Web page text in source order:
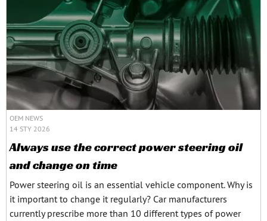
OEM NEWS
14 STY 2026
Always use the correct power steering oil
and change on time
Power steering oil is an essential vehicle component. Why is
it important to change it regularly? Car manufacturers
currently prescribe more than 10 different types of power